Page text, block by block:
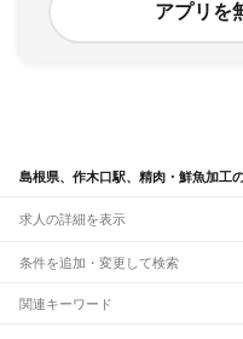
アプリを
島根県、作木口駅、精肉・鮮魚加工
求人の詳細を表示
条件を追加・変更して検索
市区町村を追加・変更
関連キーワード